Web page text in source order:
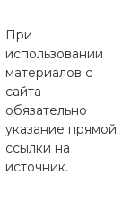
При
использовании
материалов с
сайта
обязательно
указание прямой
ссылки на
источник.